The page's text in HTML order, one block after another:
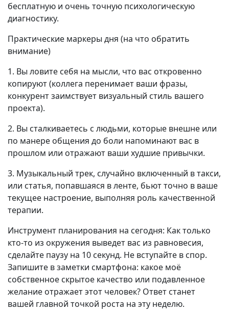
бесплатную и очень точную психологическую
диагностику.
Практические маркеры дня (на что обратить
внимание)
1. Вы ловите себя на мысли, что вас откровенно
копируют (коллега перенимает ваши фразы,
конкурент заимствует визуальный стиль вашего
проекта).
2. Вы сталкиваетесь с людьми, которые внешне или
по манере общения до боли напоминают вас в
прошлом или отражают ваши худшие привычки.
3. Музыкальный трек, случайно включенный в такси,
или статья, попавшаяся в ленте, бьют точно в ваше
текущее настроение, выполняя роль качественной
терапии.
Инструмент планирования на сегодня: Как только
кто-то из окружения выведет вас из равновесия,
сделайте паузу на 10 секунд. Не вступайте в спор.
Запишите в заметки смартфона: какое моё
собственное скрытое качество или подавленное
желание отражает этот человек? Ответ станет
вашей главной точкой роста на эту неделю.